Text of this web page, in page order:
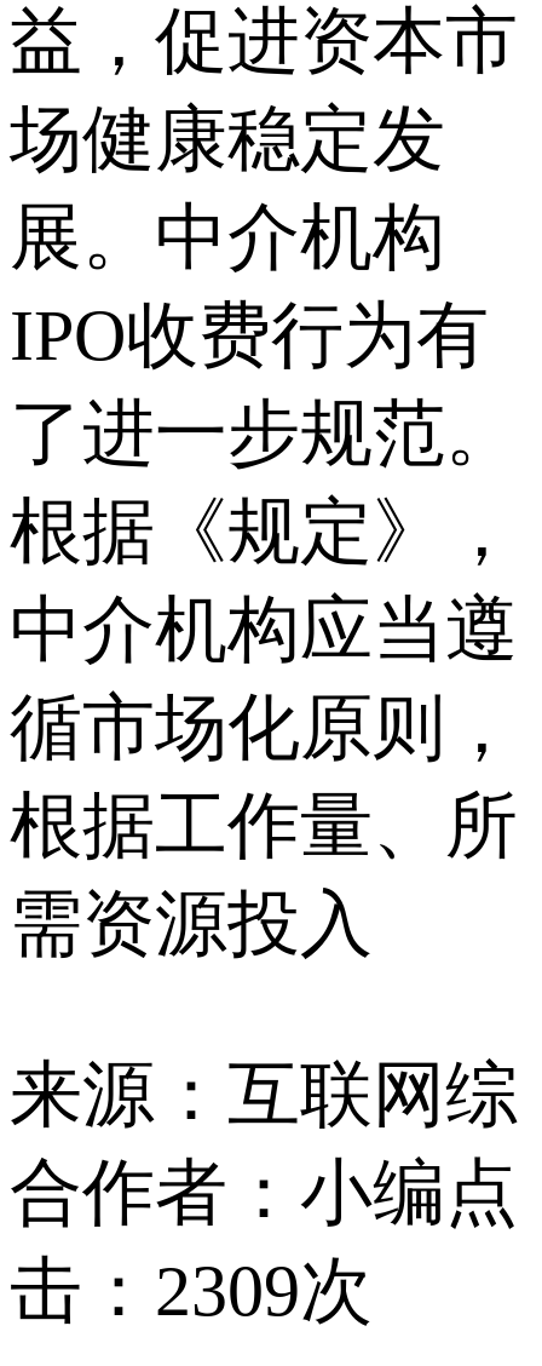
益，促进资本市
场健康稳定发
展。中介机构
IPO收费行为有
了进一步规范。
根据《规定》，
中介机构应当遵
循市场化原则，
根据工作量、所
需资源投入
来源：互联网综
合作者：小编点
击：2309次